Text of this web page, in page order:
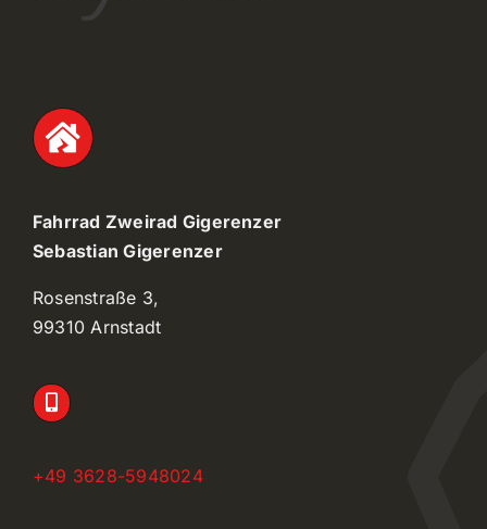
Fahrrad Zweirad Gigerenzer
Sebastian Gigerenzer
Rosenstraße 3,
99310 Arnstadt
+49 3628-5948024